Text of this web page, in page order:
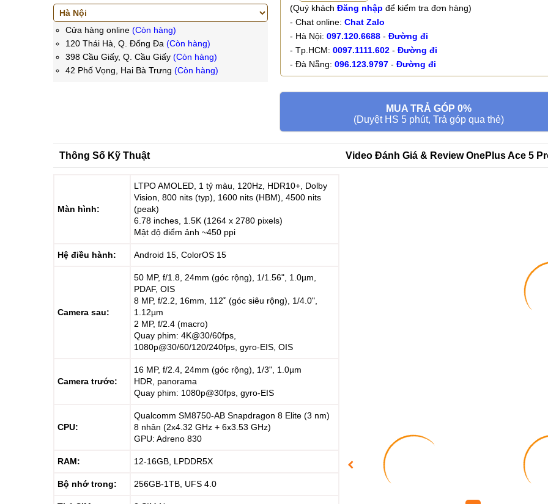
Cửa hàng online (Còn hàng)
120 Thái Hà, Q. Đống Đa (Còn hàng)
398 Cầu Giấy, Q. Cầu Giấy (Còn hàng)
42 Phố Vọng, Hai Bà Trưng (Còn hàng)
(Quý khách Đăng nhập để kiểm tra đơn hàng)
- Chat online: Chat Zalo
- Hà Nội: 097.120.6688 - Đường đi
- Tp.HCM: 0097.1111.602 - Đường đi
- Đà Nẵng: 096.123.9797 - Đường đi
MUA TRẢ GÓP 0%
(Duyệt HS 5 phút, Trả góp qua thẻ)
Thông Số Kỹ Thuật
Màn hình:
LTPO AMOLED, 1 tỷ màu, 120Hz, HDR10+, Dolby
Vision, 800 nits (typ), 1600 nits (HBM), 4500 nits
(peak)
6.78 inches, 1.5K (1264 x 2780 pixels)
Mật độ điểm ảnh ~450 ppi
Hệ điều hành: Android 15, ColorOS 15
Camera sau:
50 MP, f/1.8, 24mm (góc rộng), 1/1.56", 1.0µm,
PDAF, OIS
8 MP, f/2.2, 16mm, 112˚ (góc siêu rộng), 1/4.0",
1.12µm
2 MP, f/2.4 (macro)
Quay phim: 4K@30/60fps,
1080p@30/60/120/240fps, gyro-EIS, OIS
Camera trước:
16 MP, f/2.4, 24mm (góc rộng), 1/3", 1.0µm
HDR, panorama
Quay phim: 1080p@30fps, gyro-EIS
CPU:
Qualcomm SM8750-AB Snapdragon 8 Elite (3 nm)
8 nhân (2x4.32 GHz + 6x3.53 GHz)
GPU: Adreno 830
RAM: 12-16GB, LPDDR5X
Bộ nhớ trong: 256GB-1TB, UFS 4.0
Video Đánh Giá & Review OnePlus Ace 5